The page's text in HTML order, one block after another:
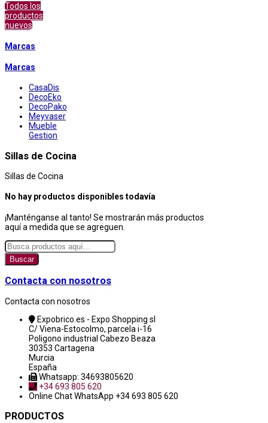
Todos los
productos
nuevos
Marcas
Marcas
CasaDis
DecoEko
DecoPako
Meyvaser
Mueble
Gestion
Sillas de Cocina
Sillas de Cocina
No hay productos disponibles todavía
¡Manténganse al tanto! Se mostrarán más productos
aquí a medida que se agreguen.
Buscar
Contacta con nosotros
Contacta con nosotros
Expobrico.es - Expo Shopping sl
C/ Viena-Estocolmo, parcela i-16
Poligono industrial Cabezo Beaza
30353 Cartagena
Murcia
España
Whatsapp: 34693805620
+34 693 805 620
Online ChatWhatsApp +34 693 805 620
PRODUCTOS